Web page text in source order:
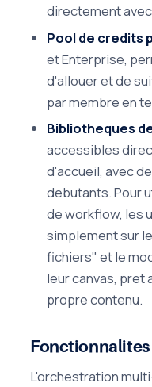
directement
Pool de credits
et Enterprise,
d'allouer et de
par membre en
Bibliotheques
accessibles
d'accueil, avec
debutants. Pour
de workflow, les
simplement sur
fichiers" et le
leur canvas, pret
propre contenu.
Fonctionnalites
L'orchestration